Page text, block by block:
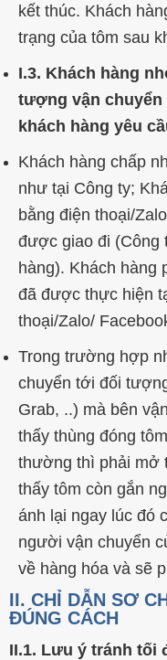
kết thúc. Khách
trạng của tôm sau
I.3. Khách hàng
tượng vận chuyển
khách hàng yêu
Khách hàng chấp
như tại Công ty;
bằng điện thoại/
được giao đi (Công
hàng). Khách hàng
đã được thực hiện
thoại/Zalo/
Trong trường hợp
chuyển tới đối
Grab, ..) mà bên
thấy thùng đóng
thường thì phải mở
thấy tôm còn gắn
ánh lại ngay lúc đó
người vận chuyển
về hàng hóa và sẽ
II. CHỈ DẪN SƠ
ĐÚNG CÁCH
II.1. Lưu ý tránh tối